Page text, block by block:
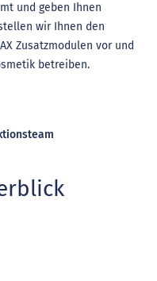
und geben Ihnen
wir Ihnen den
Zusatzmodulen vor und
betreiben.